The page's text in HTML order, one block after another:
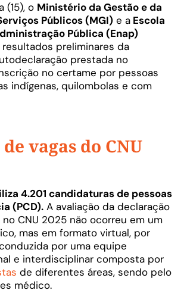
(15), o Ministério da Gestão e da
Públicos (MGI) e a Escola
Pública (Enap)
resultados preliminares da
prestada no
no certame por pessoas
indígenas, quilombolas e com
vagas do CNU
4.201 candidaturas de pessoas
(PCD). A avaliação da declaração
CNU 2025 não ocorreu em um
mas em formato virtual, por
por uma equipe
e interdisciplinar composta por
de diferentes áreas, sendo pelo
médico.